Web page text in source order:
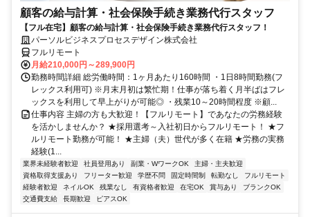
顧客の給与計算・社会保険手続き業務代行スタッフ
【フル在宅】顧客の給与計算・社会保険手続き業務代行スタッフ！
パーソルビジネスプロセスデザイン株式会社
フルリモート
月給210,000円～289,900円
勤務時間詳細 総労働時間：1ヶ月あたり160時間 ・1日8時間勤務(フ
レックス利用可) ※月末月初は繁忙期！仕事が落ち着く月半ばはフレ
ックスを利用して早上がりが可能◎ ・残業10～20時間程度 ※顧...
仕事内容 主婦の方も大歓迎！【フルリモート】であなたの労務経験
を活かしませんか？ ★採用選考～入社初日からフルリモート！ ★フ
ルリモート勤務が可能！ ★主婦（夫）世代が多く在籍 ★労務の実務
経験(1...
業界未経験者歓迎 社員登用あり 副業・WワークOK
主婦・主夫歓迎
資格取得支援あり
フリーター歓迎 学歴不問 固定時間制 転勤なし
フルリモート
経験者歓迎
ネイルOK 残業なし 有資格者歓迎 在宅OK 賞与あり
ブランクOK
交通費支給
長期歓迎 ピアスOK